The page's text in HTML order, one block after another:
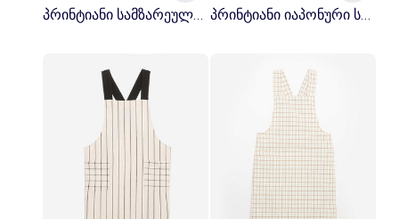
პრინტიანი სამზარეულოს წინსაფარი წითელი პრინტიანი იაპონური სამზარეულოს წინსაფარი ლურჯი